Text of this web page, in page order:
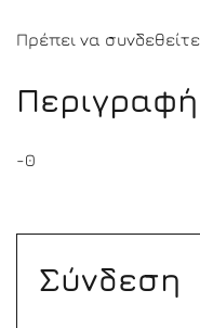
Πρέπει να
Περιγραφή
-0
Σύνδεση